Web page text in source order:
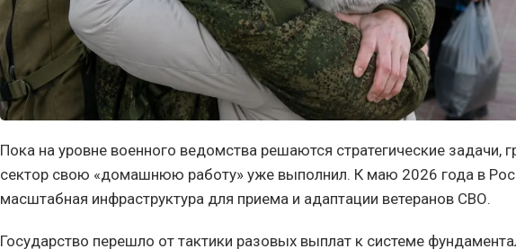
Пока на уровне военного ведомства решаются стратегические задачи,
сектор свою «домашнюю работу» уже выполнил. К маю 2026 года в
масштабная инфраструктура для приема и адаптации ветеранов СВО.
Государство перешло от тактики разовых выплат к системе